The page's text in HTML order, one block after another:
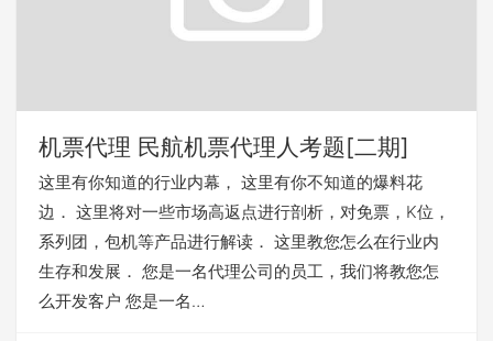
机票代理 民航机票代理人考题[二期]
这里有你知道的行业内幕， 这里有你不知道的爆料花
边． 这里将对一些市场高返点进行剖析，对免票，K位，
系列团，包机等产品进行解读． 这里教您怎么在行业内
生存和发展． 您是一名代理公司的员工，我们将教您怎
么开发客户 您是一名…